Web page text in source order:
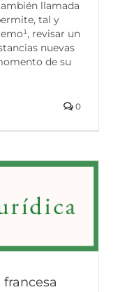
llamada
tal y
revisar un
nuevas
de su
0
francesa